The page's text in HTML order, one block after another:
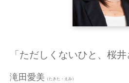
Q&A
「ただしくないひと、桜井
滝田愛美 （たきた・えみ）